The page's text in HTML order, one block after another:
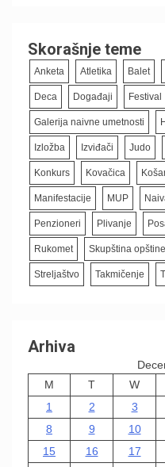
Skorašnje teme
Anketa Atletika Balet
Deca Događaji Festival
Galerija naivne umetnosti
Izložba Izviđači Judo
Konkurs Kovačica
Manifestacije MUP
Penzioneri Plivanje
Rukomet Skupština
Streljaštvo Takmičenje
Arhiva
M
T W
1
2 3
8
9 10
15
16 17